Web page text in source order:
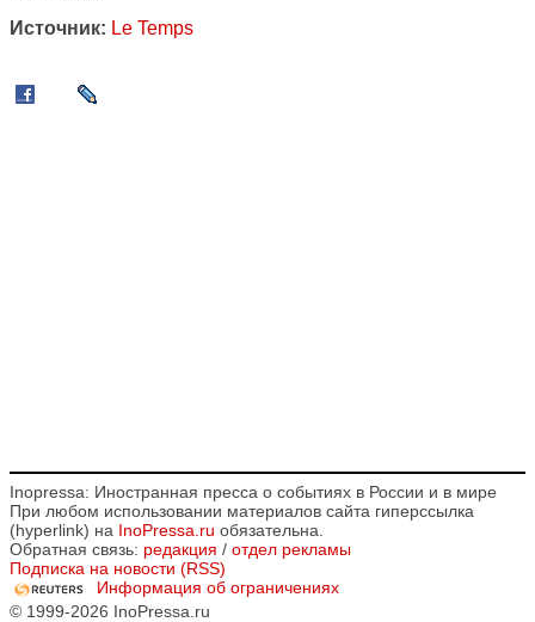
Источник: Le Temps
Inopressa: Иностранная пресса о событиях в России и в мире
При любом использовании материалов сайта гиперссылка
(hyperlink) на InoPressa.ru обязательна.
Обратная связь: редакция / отдел рекламы
Подписка на новости (RSS)
Информация об ограничениях
© 1999-2026 InoPressa.ru